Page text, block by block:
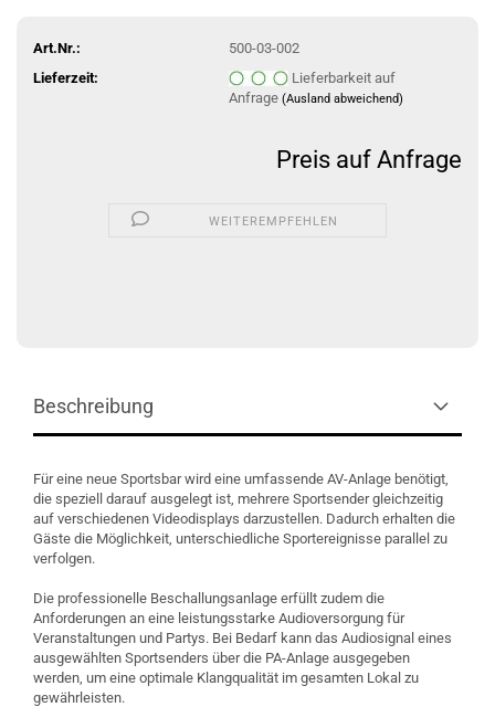
Art.Nr.:
500-03-002
Lieferzeit:
Lieferbarkeit auf
Anfrage (Ausland abweichend)
Preis auf Anfrage
WEITEREMPFEHLEN
Beschreibung
Für eine neue Sportsbar wird eine umfassende AV-Anlage benötigt,
die speziell darauf ausgelegt ist, mehrere Sportsender gleichzeitig
auf verschiedenen Videodisplays darzustellen. Dadurch erhalten die
Gäste die Möglichkeit, unterschiedliche Sportereignisse parallel zu
verfolgen.
Die professionelle Beschallungsanlage erfüllt zudem die
Anforderungen an eine leistungsstarke Audioversorgung für
Veranstaltungen und Partys. Bei Bedarf kann das Audiosignal eines
ausgewählten Sportsenders über die PA-Anlage ausgegeben
werden, um eine optimale Klangqualität im gesamten Lokal zu
gewährleisten.